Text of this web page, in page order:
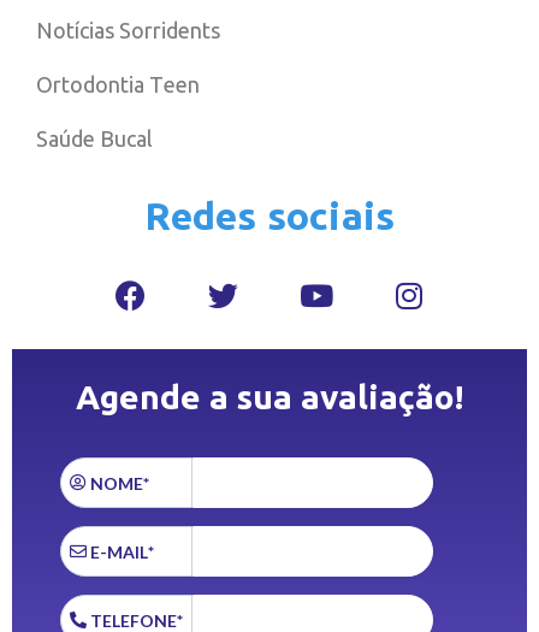
Notícias Sorridents
Ortodontia Teen
Saúde Bucal
Redes sociais
Agende a sua avaliação!
NOME*
E-MAIL*
TELEFONE*